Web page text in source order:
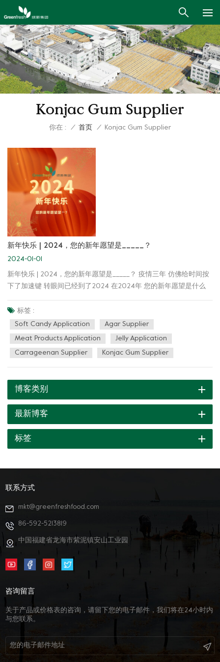
Konjac Gum Supplier
你在 : / 首页 / Konjac Gum Supplier
新年快乐 | 2024，您的新年愿望是_____？
2024-01-01
新年快乐 | 2024，您的新年愿望是_____？ 疫情三年 仿佛给时间按
下了加速键 转眼间已经到了2024 在2024年 您的新年愿望是什么
以继续陪伴在您身边 为您提供 定制化的应用解决方案！ 绿新产品
解决方案 软糖 应用特点 ●质构软Q ●性价比高 ●耐酸性能好 果冻 应
用特点 ●降低窒息风险 ●风味释放能力强 ●耐酸性好，满足各类酸性
果汁的添加 调理牛排 产品特点 ●降低成本 ●提高保水性 ●改善口
感，提高出成率 更多应用解决方案 等您来询！ 全新的一年 绿新和
您携手共同发展~ 祝您在新的一年里： 平安喜乐，万事顺遂！ 新的
一年，您有什么愿望呢？ 欢迎关注我们！
标签 :
Soft Candy Application Agar Supplier
Meat Products Application Jelly Application
Carrageenan Supplier Konjac Gum Supplier
博客类别
最新博客
标签
联系方式
mkt@greenfreshfood.com
86-592-5213819
中国福建省龙海市紫泥镇安山工业园
咨询留言
关于产品或价格表的咨询，请留下您的电子邮件，我们将在24小时内
与您联系。